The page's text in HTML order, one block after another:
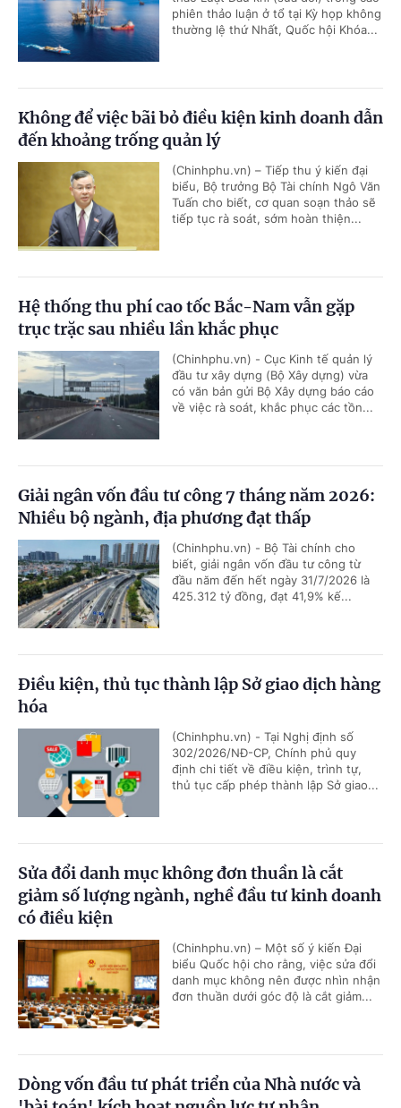
phiên thảo luận ở tổ tại Kỳ họp không
thường lệ thứ Nhất, Quốc hội Khóa...
Không để việc bãi bỏ điều kiện kinh doanh dẫn
đến khoảng trống quản lý
(Chinhphu.vn) – Tiếp thu ý kiến đại
biểu, Bộ trưởng Bộ Tài chính Ngô Văn
Tuấn cho biết, cơ quan soạn thảo sẽ
tiếp tục rà soát, sớm hoàn thiện...
Hệ thống thu phí cao tốc Bắc-Nam vẫn gặp
trục trặc sau nhiều lần khắc phục
(Chinhphu.vn) - Cục Kinh tế quản lý
đầu tư xây dựng (Bộ Xây dựng) vừa
có văn bản gửi Bộ Xây dựng báo cáo
về việc rà soát, khắc phục các tồn...
Giải ngân vốn đầu tư công 7 tháng năm 2026:
Nhiều bộ ngành, địa phương đạt thấp
(Chinhphu.vn) - Bộ Tài chính cho
biết, giải ngân vốn đầu tư công từ
đầu năm đến hết ngày 31/7/2026 là
425.312 tỷ đồng, đạt 41,9% kế...
Điều kiện, thủ tục thành lập Sở giao dịch hàng
hóa
(Chinhphu.vn) - Tại Nghị định số
302/2026/NĐ-CP, Chính phủ quy
định chi tiết về điều kiện, trình tự,
thủ tục cấp phép thành lập Sở giao...
Sửa đổi danh mục không đơn thuần là cắt
giảm số lượng ngành, nghề đầu tư kinh doanh
có điều kiện
(Chinhphu.vn) – Một số ý kiến Đại
biểu Quốc hội cho rằng, việc sửa đổi
danh mục không nên được nhìn nhận
đơn thuần dưới góc độ là cắt giảm...
Dòng vốn đầu tư phát triển của Nhà nước và